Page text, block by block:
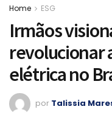
Home ESG
Irmãos
revolucionar
elétrica no
por Talissia